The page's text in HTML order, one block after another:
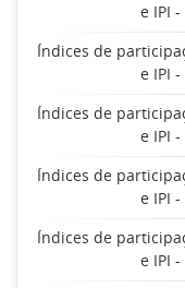
e IPI
Índices de
e IPI
Índices de
e IPI
Índices de
e IPI
Índices de
e IPI